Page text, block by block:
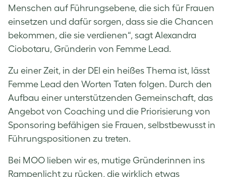
Menschen auf Führungsebene, die sich für Frauen
einsetzen und dafür sorgen, dass sie die Chancen
bekommen, die sie verdienen“, sagt Alexandra
Ciobotaru, Gründerin von Femme Lead.
Zu einer Zeit, in der DEI ein heißes Thema ist, lässt
Femme Lead den Worten Taten folgen. Durch den
Aufbau einer unterstützenden Gemeinschaft, das
Angebot von Coaching und die Priorisierung von
Sponsoring befähigen sie Frauen, selbstbewusst in
Führungspositionen zu treten.
Bei MOO lieben wir es, mutige Gründerinnen ins
Rampenlicht zu rücken, die wirklich etwas